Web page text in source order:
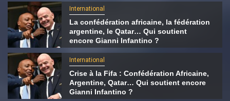
International
La confédération africaine, la fédération
argentine, le Qatar… Qui soutient
encore Gianni Infantino ?
International
Crise à la Fifa : Confédération Africaine,
Argentine, Qatar… Qui soutient encore
Gianni Infantino ?